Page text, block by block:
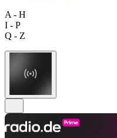
A - H
I - P
Q - Z